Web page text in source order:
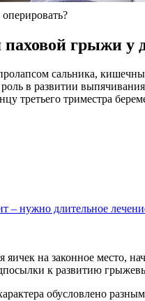
грыжи у
сальника,
в развитии
третьего триместра
– нужно длительное
на законное место,
к развитию
обусловлено